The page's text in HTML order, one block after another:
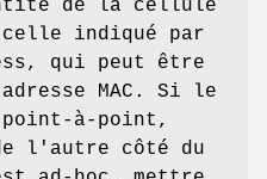
de la cellule
indiqué par
qui peut être
MAC. Si le
à-point,
l'autre côté du